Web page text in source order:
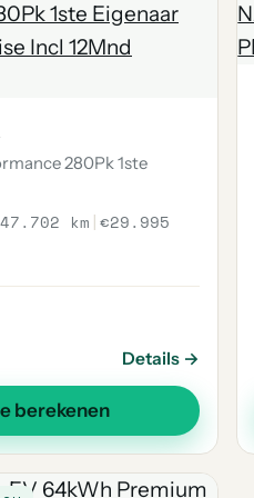
280Pk 1ste
47.702 km |€29.995
Details →
berekenen